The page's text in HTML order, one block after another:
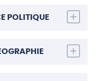
POLITIQUE